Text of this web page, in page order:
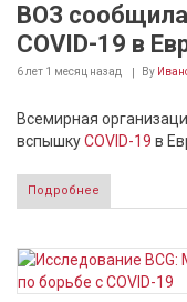
ВОЗ
COVID-19 в
6 лет 1 месяц назад By
Всемирная
вспышкуCOVID-19 в
Подробнее